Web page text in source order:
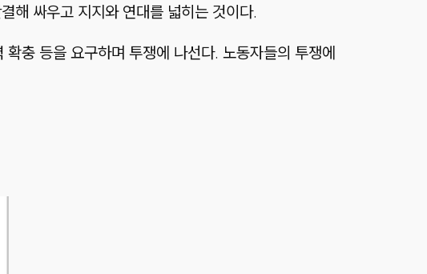
해 싸우고 지지와 연대를 넓히는 것이다.
충 등을 요구하며 투쟁에 나선다. 노동자들의 투쟁에